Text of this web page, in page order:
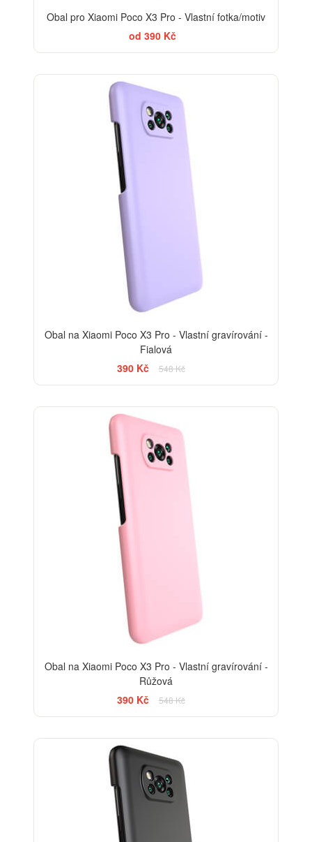
Obal pro Xiaomi Poco X3 Pro - Vlastní fotka/motiv
od 390 Kč
Obal na Xiaomi Poco X3 Pro - Vlastní gravírování -
Fialová
390 Kč
548 Kč
Obal na Xiaomi Poco X3 Pro - Vlastní gravírování -
Růžová
390 Kč
548 Kč